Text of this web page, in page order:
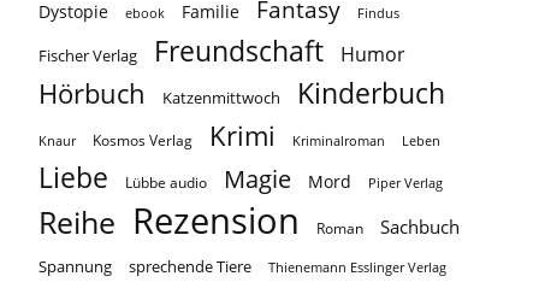
Dystopie ebook Familie Fantasy Findus
Fischer Verlag Freundschaft Humor
Hörbuch Katzenmittwoch Kinderbuch
Knaur Kosmos Verlag Krimi Kriminalroman Leben
Liebe Lübbe audio Magie Mord Piper Verlag
Reihe Rezension Roman Sachbuch
Spannung sprechende Tiere Thienemann Esslinger Verlag